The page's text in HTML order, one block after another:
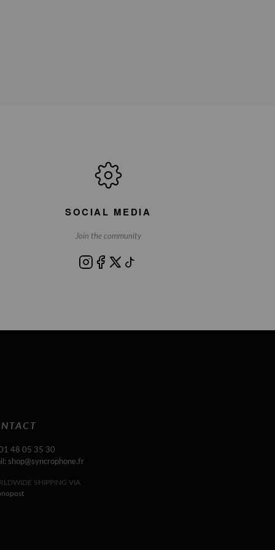
SOCIAL MEDIA
Join the community
48 05 35 30
shop@syncrophone.fr
SHIPPING VIA